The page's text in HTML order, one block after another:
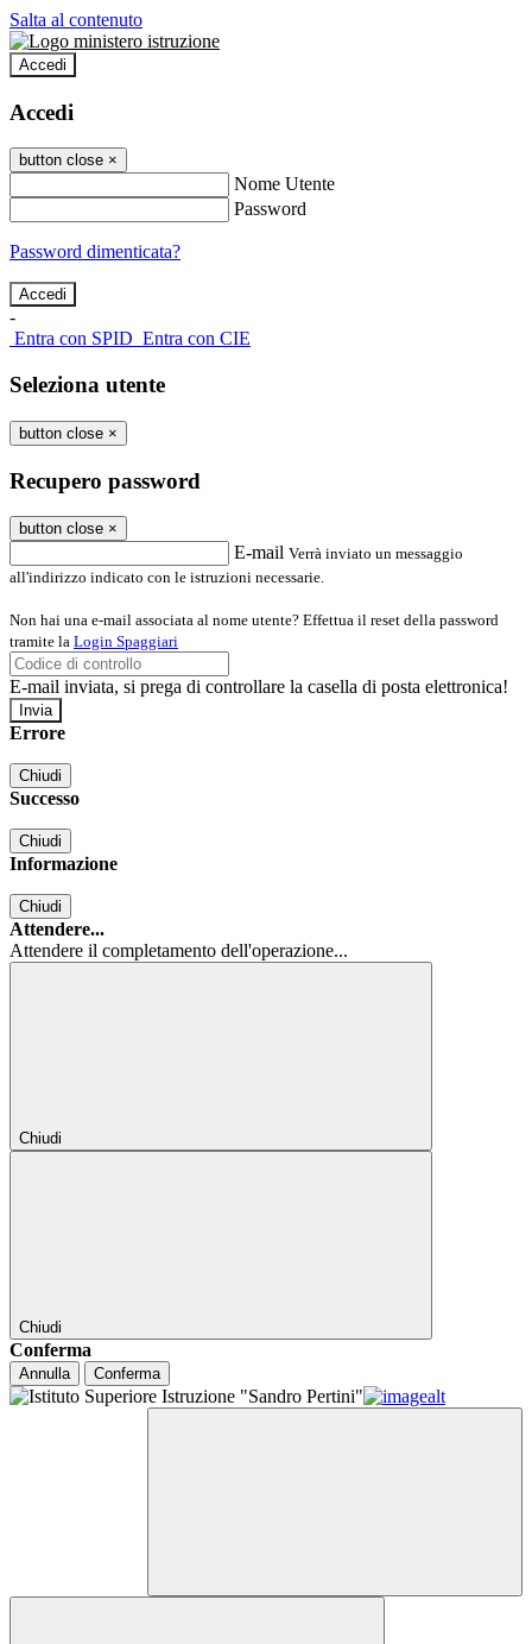
Salta al contenuto
Accedi
Accedi
button close ×
Nome Utente
Password
Password dimenticata?
-
Entra con SPID Entra con CIE
Seleziona utente
button close ×
Recupero password
button close ×
E-mail Verrà inviato un messaggio
all'indirizzo indicato con le istruzioni necessarie.
Non hai una e-mail associata al nome utente? Effettua il reset della password
tramite la Login Spaggiari
E-mail inviata, si prega di controllare la casella di posta elettronica!
Errore
Chiudi
Successo
Chiudi
Informazione
Chiudi
Attendere...
Attendere il completamento dell'operazione...
Chiudi
Chiudi
Conferma
Annulla Conferma